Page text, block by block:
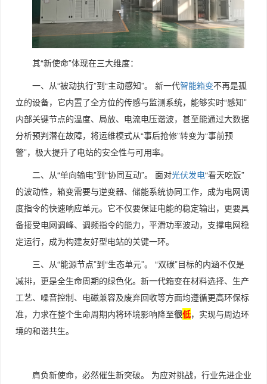
其“新使命”体现在三大维度：
一、从“被动执行”到“主动感知”。 新一代智能箱变不再是孤
立的设备，它内置了全方位的传感与监测系统，能够实时“感知”
内部关键节点的温度、局放、电流电压谐波，甚至能通过大数据
分析预判潜在故障，将运维模式从“事后抢修”转变为“事前预
警”，极大提升了电站的安全性与可用率。
二、从“单向输电”到“协同互动”。 面对光伏发电“看天吃饭”
的波动性，箱变需要与逆变器、储能系统协同工作，成为电网调
度指令的快速响应单元。它不仅要保证电能的稳定输出，更要具
备接受电网调峰、调频指令的能力，平滑功率波动，支撑电网稳
定运行，成为构建友好型电站的关键一环。
三、从“能源节点”到“生态单元”。 “双碳”目标的内涵不仅是
减排，更是全生命周期的绿色化。新一代箱变在材料选择、生产
工艺、噪音控制、电磁兼容及废弃回收等方面均遵循更高环保标
准，力求在整个生命周期内将环境影响降至很低，实现与周边环
境的和谐共生。
肩负新使命，必然催生新突破。 为应对挑战，行业先进企业